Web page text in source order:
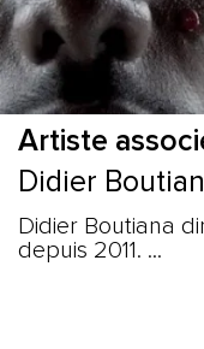
Artiste
Didier
Didier Boutiana
depuis 2011. ...